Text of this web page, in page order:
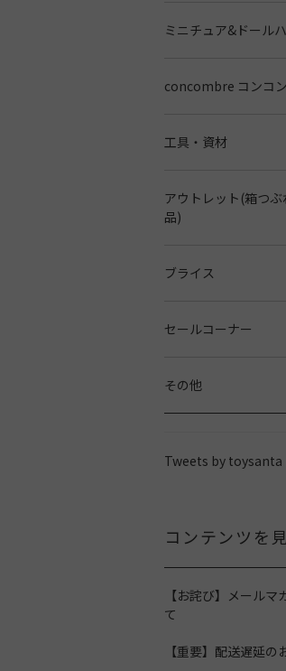
ミニチュア&ドール
concombre コンコ
工具・資材
アウトレット(箱つ
品)
ブライス
セールコーナー
その他
Tweets by toysanta
コンテンツを
【お詫び】メール
て
【重要】配送遅延の